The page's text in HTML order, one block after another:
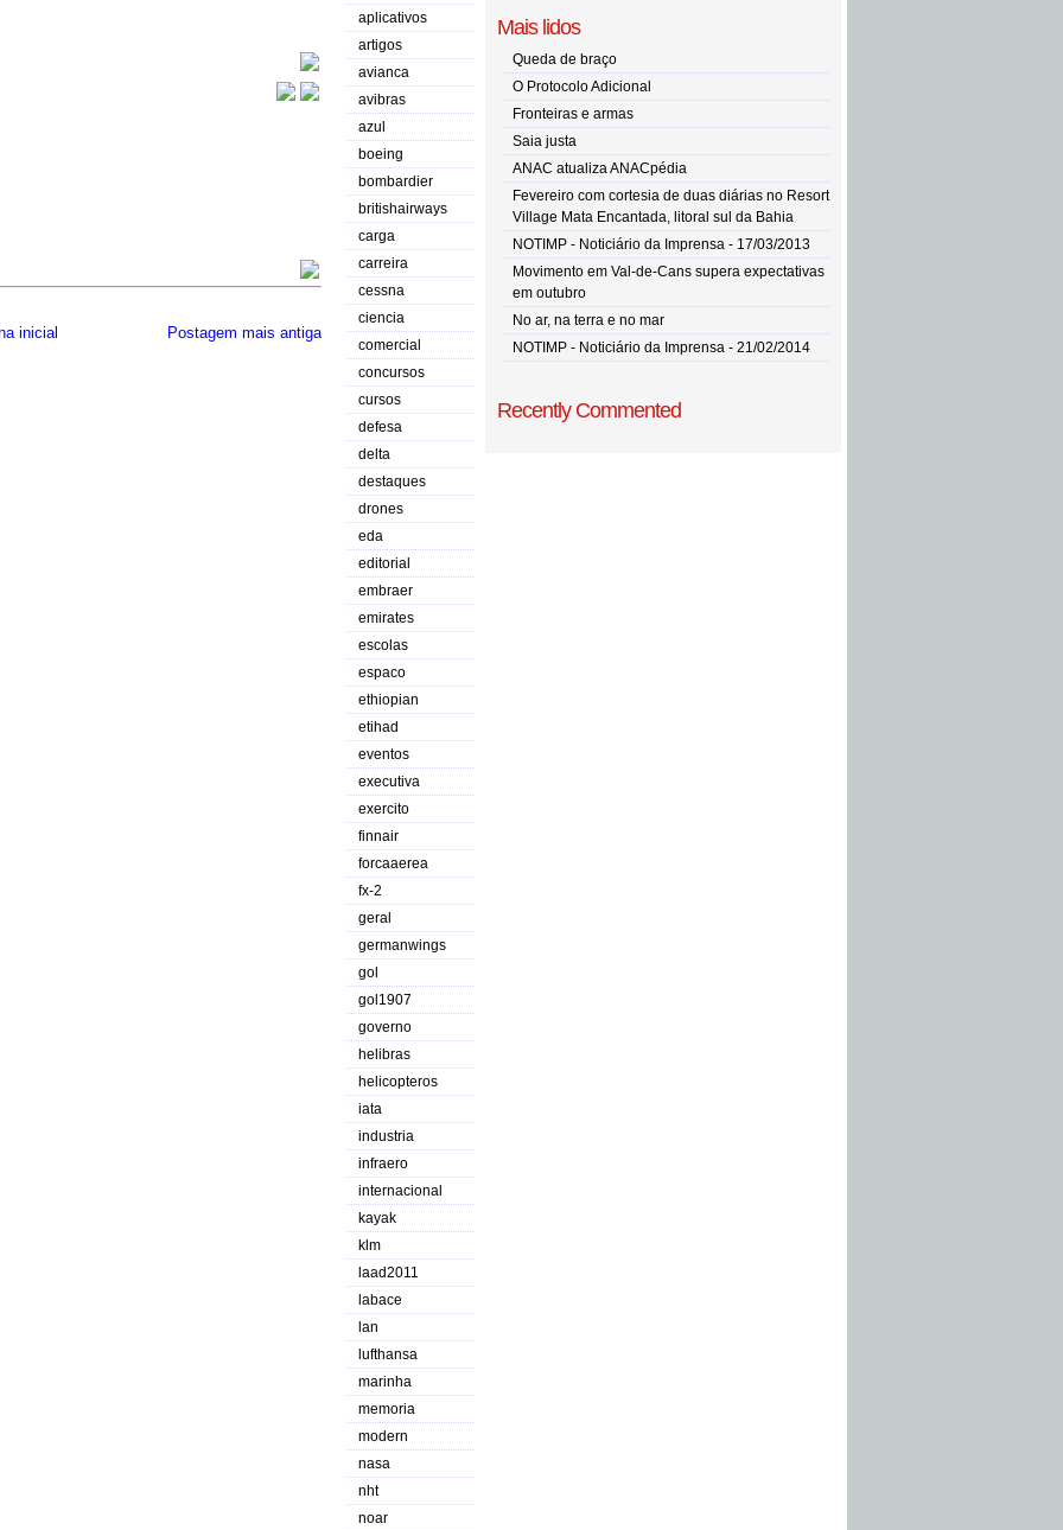
Postagem mais antiga
inicial
aplicativos
artigos
avianca
avibras
azul
boeing
bombardier
britishairways
carga
carreira
cessna
ciencia
comercial
concursos
cursos
defesa
delta
destaques
drones
eda
editorial
embraer
emirates
escolas
espaco
ethiopian
etihad
eventos
executiva
exercito
finnair
forcaaerea
fx-2
geral
germanwings
gol
gol1907
governo
helibras
helicopteros
iata
industria
infraero
internacional
kayak
klm
laad2011
labace
lan
lufthansa
marinha
memoria
modern
nasa
nht
noar
Mais lidos
Queda de braço
O Protocolo Adicional
Fronteiras e armas
Saia justa
ANAC atualiza ANACpédia
Fevereiro com cortesia de duas diárias no Resort
Village Mata Encantada, litoral sul da Bahia
NOTIMP - Noticiário da Imprensa - 17/03/2013
Movimento em Val-de-Cans supera expectativas
em outubro
No ar, na terra e no mar
NOTIMP - Noticiário da Imprensa - 21/02/2014
Recently Commented